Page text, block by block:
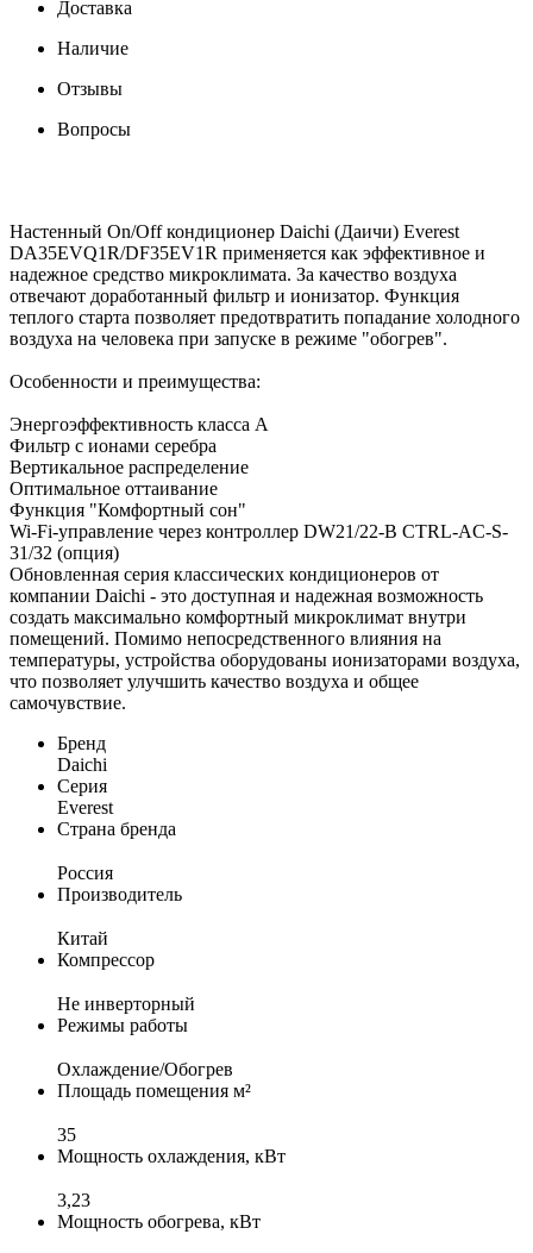
Доставка
Наличие
Отзывы
Вопросы
Настенный On/Off кондиционер Daichi (Даичи) Everest
DA35EVQ1R/DF35EV1R применяется как эффективное и
надежное средство микроклимата. За качество воздуха
отвечают доработанный фильтр и ионизатор. Функция
теплого старта позволяет предотвратить попадание холодного
воздуха на человека при запуске в режиме "обогрев".
Особенности и преимущества:
Энергоэффективность класса А
Фильтр с ионами серебра
Вертикальное распределение
Оптимальное оттаивание
Функция "Комфортный сон"
Wi-Fi-управление через контроллер DW21/22-B CTRL-AC-S-
31/32 (опция)
Обновленная серия классических кондиционеров от
компании Daichi - это доступная и надежная возможность
создать максимально комфортный микроклимат внутри
помещений. Помимо непосредственного влияния на
температуры, устройства оборудованы ионизаторами воздуха,
что позволяет улучшить качество воздуха и общее
самочувствие.
Бренд
Daichi
Серия
Everest
Страна бренда
Россия
Производитель
Китай
Компрессор
Не инверторный
Режимы работы
Охлаждение/Обогрев
Площадь помещения м²
35
Мощность охлаждения, кВт
3,23
Мощность обогрева, кВт